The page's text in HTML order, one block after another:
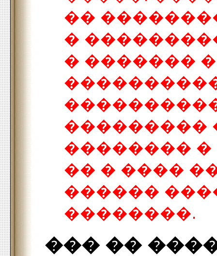
��
�
� �������
���������
��������
�� � ����
������
��������.
��� ��